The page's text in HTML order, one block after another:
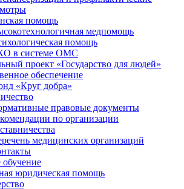
помощь
медпомощь
помощь
в системе ОМС
проект «Государство для людей»
обеспечение
«Круг добра»
правовые документы
по организации
медицинских организаций
обучение
юридическая помощь